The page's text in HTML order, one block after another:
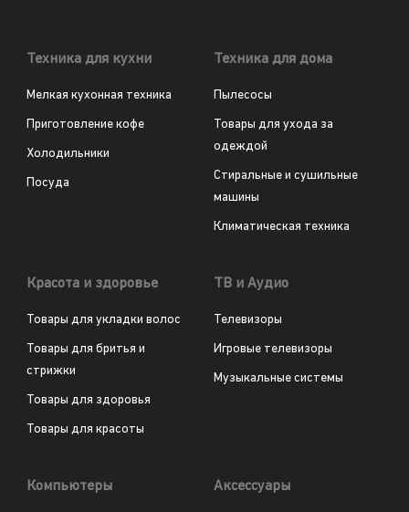
Техника для кухни
Мелкая кухонная техника
Приготовление кофе
Холодильники
Посуда
Техника для дома
Пылесосы
Товары для ухода за
одеждой
Стиральные и сушильные
машины
Климатическая техника
Красота и здоровье
Товары для укладки волос
Товары для бритья и
стрижки
Товары для здоровья
Товары для красоты
ТВ и Аудио
Телевизоры
Игровые телевизоры
Музыкальные системы
Компьютеры Аксессуары